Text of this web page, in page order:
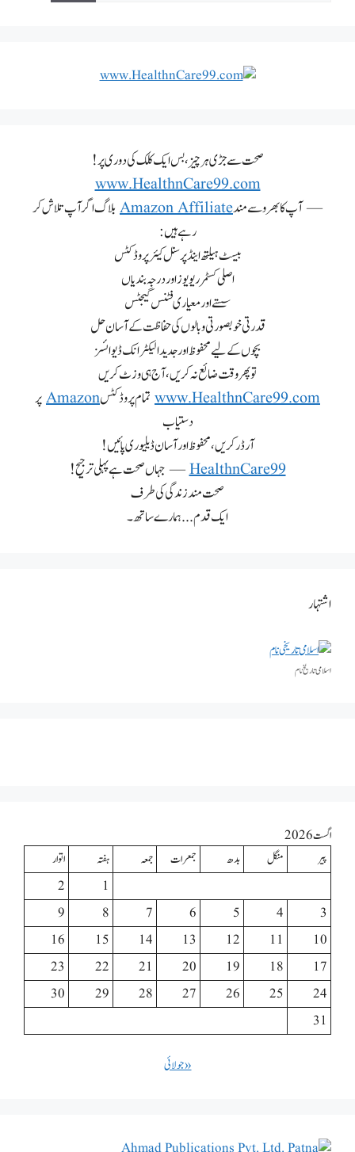
صحت سے جڑی ہر چیز، بس ایک کلک کی دوری پر!
www.HealthnCare99.com
— آپ کا بھروسے مندAmazon Affiliateبلاگ اگر آپ تلاش کر
رہے ہیں:
بیسٹ ہیلتھ اینڈ پرسنل کیئر پروڈکٹس
اصلی کسٹمر ریویوز اور درجہ بندیاں
سستے اور معیاری فٹنس گیجٹس
قدرتی خوبصورتی و بالوں کی حفاظت کے آسان حل
بچوں کے لیے محفوظ اور جدید الیکٹرانک ڈیوائسز
تو پھر وقت ضائع نہ کریں، آج ہی وزٹ کریں
www.HealthnCare99.com تمام پروڈکٹسAmazonپر
دستیاب
آرڈر کریں، محفوظ اور آسان ڈیلیوری پائیں!
HealthnCare99— جہاں صحت ہے پہلی ترجیح!
صحت مند زندگی کی طرف
ایک قدم... ہمارے ساتھ۔
اشتہار
اسلامی تاریخٰ نام
اگست 2026
پیر
منگل بدھ جمعرات جمعہ ہفتہ
اتوار
1
2
3
4
5
6
7
8
9
10
11
12
13
14
15
16
17
18
19
20
21
22
23
24
25
26
27
28
29
30
31
« جولائی